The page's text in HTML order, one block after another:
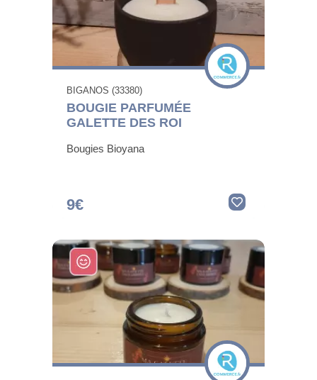
BIGANOS (33380)
BOUGIE PARFUMÉE
GALETTE DES ROI
Bougies Bioyana
9€